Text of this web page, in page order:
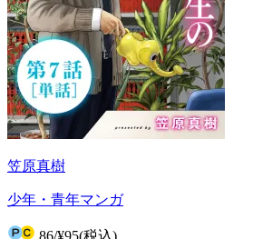
笠原真樹
少年・青年マンガ
86/¥95(税込)